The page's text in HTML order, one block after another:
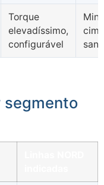
Torque
elevadíssimo,
configurável
segmento